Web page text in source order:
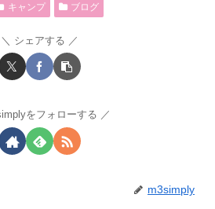
キャンプ ブログ
シェアする
をフォローする
m3simply